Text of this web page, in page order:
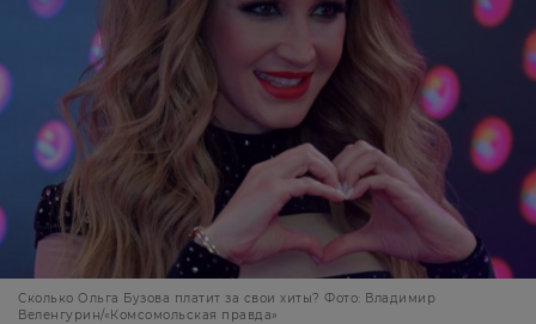
Сколько Ольга Бузова платит за свои хиты? Фото: Владимир
Веленгурин/«Комсомольская правда»